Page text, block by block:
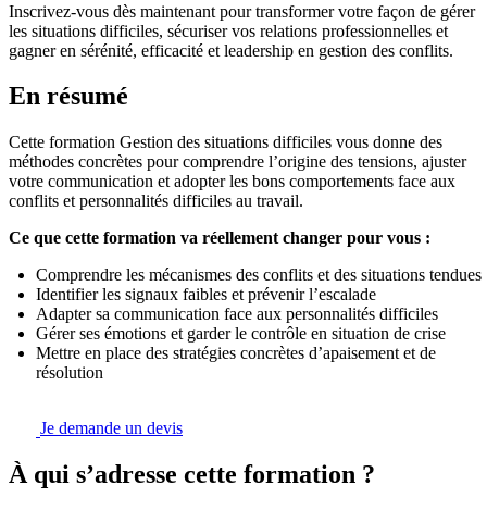
Inscrivez-vous dès maintenant pour transformer votre façon de gérer
les situations difficiles, sécuriser vos relations professionnelles et
gagner en sérénité, efficacité et leadership en gestion des conflits.
En résumé
Cette formation Gestion des situations difficiles vous donne des
méthodes concrètes pour comprendre l’origine des tensions, ajuster
votre communication et adopter les bons comportements face aux
conflits et personnalités difficiles au travail.
Ce que cette formation va réellement changer pour vous :
Comprendre les mécanismes des conflits et des situations tendues
Identifier les signaux faibles et prévenir l’escalade
Adapter sa communication face aux personnalités difficiles
Gérer ses émotions et garder le contrôle en situation de crise
Mettre en place des stratégies concrètes d’apaisement et de
résolution
Je demande un devis
À qui s’adresse cette formation ?